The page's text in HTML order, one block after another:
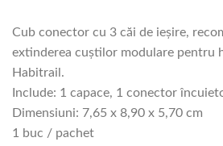
Cub conector cu 3 căi de ieşire,
extinderea cuştilor modulare pentru
Habitrail.
Include: 1 capace, 1 conector
Dimensiuni: 7,65 x 8,90 x 5,70 cm
1 buc / pachet